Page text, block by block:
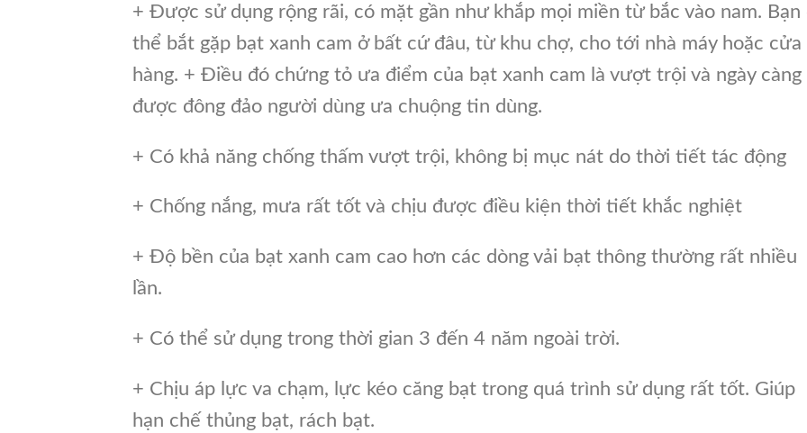
+ Được sử dụng rộng rãi, có mặt gần như khắp mọi miền từ bắc vào nam. Bạn
thể bắt gặp bạt xanh cam ở bất cứ đâu, từ khu chợ, cho tới nhà máy hoặc cửa
hàng. + Điều đó chứng tỏ ưa điểm của bạt xanh cam là vượt trội và ngày càng
được đông đảo người dùng ưa chuộng tin dùng.
+ Có khả năng chống thấm vượt trội, không bị mục nát do thời tiết tác động
+ Chống nắng, mưa rất tốt và chịu được điều kiện thời tiết khắc nghiệt
+ Độ bền của bạt xanh cam cao hơn các dòng vải bạt thông thường rất nhiều
lần.
+ Có thể sử dụng trong thời gian 3 đến 4 năm ngoài trời.
+ Chịu áp lực va chạm, lực kéo căng bạt trong quá trình sử dụng rất tốt. Giúp
hạn chế thủng bạt, rách bạt.